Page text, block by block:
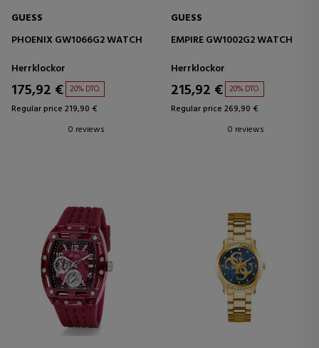
GUESS
PHOENIX GW1066G2 WATCH
Herrklockor
175,92 € 20% DTO.
Regular price 219,90 €
0 reviews
GUESS
EMPIRE GW1002G2 WATCH
Herrklockor
215,92 € 20% DTO.
Regular price 269,90 €
0 reviews